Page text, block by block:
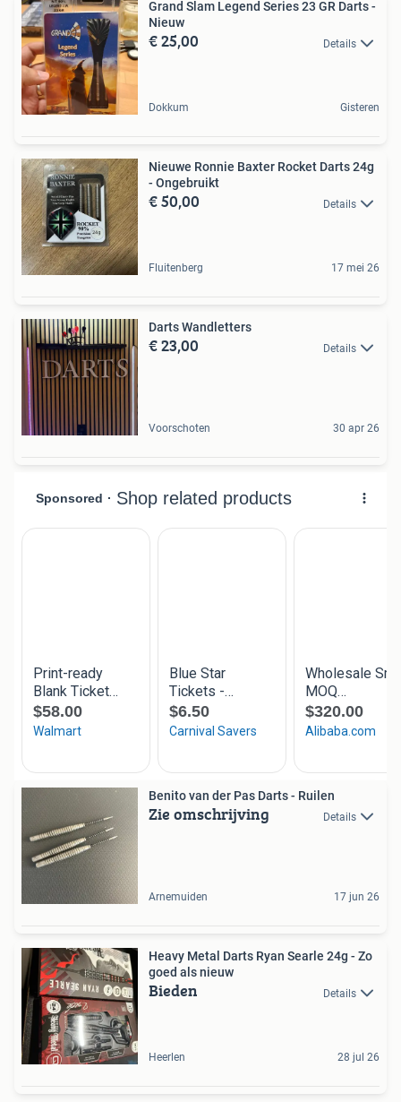
Grand Slam Legend Series 23 GR Darts -
Nieuw
€ 25,00 Details
Dokkum Gisteren
Nieuwe Ronnie Baxter Rocket Darts 24g
- Ongebruikt
€ 50,00 Details
Fluitenberg 17 mei 26
Darts Wandletters
€ 23,00 Details
Voorschoten 30 apr 26
Benito van der Pas Darts - Ruilen
Zie omschrijving Details
Arnemuiden 17 jun 26
Heavy Metal Darts Ryan Searle 24g - Zo
goed als nieuw
Bieden Details
Heerlen 28 jul 26